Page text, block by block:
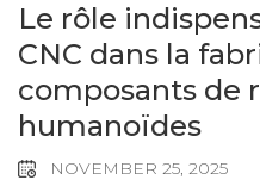
Le rôle
CNC dans la
composants de
humanoïdes
NOVEMBER 25, 2025